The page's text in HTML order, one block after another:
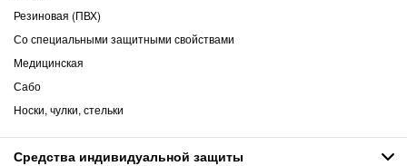
Резиновая (ПВХ)
Со специальными защитными свойствами
Медицинская
Сабо
Носки, чулки, стельки
Средства индивидуальной защиты